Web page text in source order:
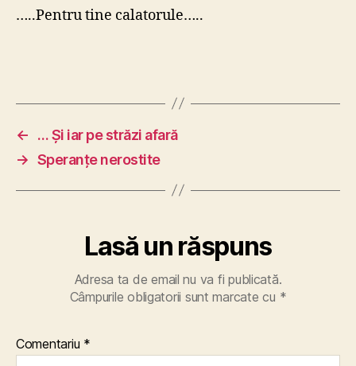
…..Pentru tine calatorule…..
←
… Și iar pe străzi afară
→ Speranțe nerostite
Lasă un răspuns
Adresa ta de email nu va fi publicată.
Câmpurile obligatorii sunt marcate cu *
Comentariu *